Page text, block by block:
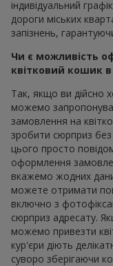
індивідуальний
дороги міських
запізнень,
Чи є можливість
квітковий кошик
Так, якщо ви дійсно
можемо
замовлення на
зробити сюрприз без
цього просто
оформлення
вкажемо жодних
можете отримати
включно з
сюрприз адресату.
можемо привезти
кур'єри діють
суворо зберігаючи